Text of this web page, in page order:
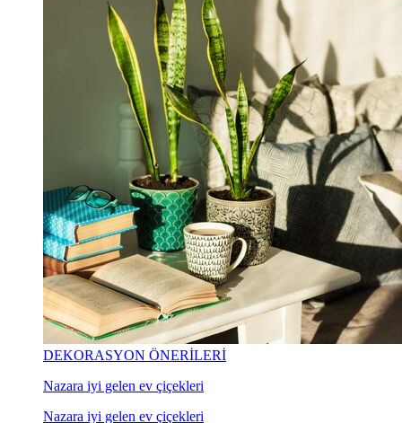
DEKORASYON ÖNERİLERİ
Nazara iyi gelen ev çiçekleri
Nazara iyi gelen ev çiçekleri